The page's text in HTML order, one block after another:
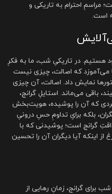
احترام به تاریکی و
است.
هستیم. در تاریکیِ شب، ما به فکرِ
می‌آموزد که اصالت، چیزی نیست
نمایش داد. اصالت، آن چیزی
باقی می‌ماند. استایلِ گرانج،
که آن را پوشیده، هویت‌بخش
بلکه برایِ تداومِ حسِ درونیِ
گرانج است؛ پوشیدنی که با
اینکه آیا دیگران آن را تحسین
برای گرانج، زمانِ رهایی از